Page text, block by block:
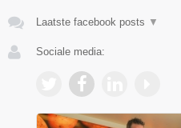
Laatste facebook posts ▼
Sociale media: